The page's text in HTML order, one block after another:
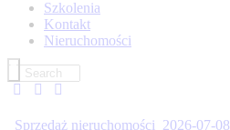
Szkolenia
Kontakt
Nieruchomości
Sprzedaż nieruchomości 2026-07-08